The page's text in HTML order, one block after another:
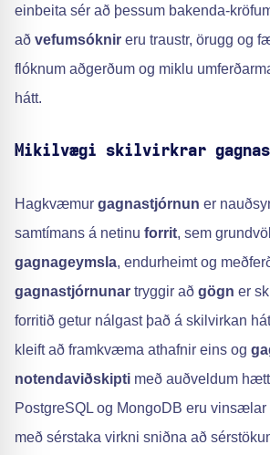
einbeita sér að þessum bakenda-
að vefumsóknir eru traustr, örugg og
flóknum aðgerðum og miklu
hátt.
Mikilvægi skilvirkrar
Hagkvæmur gagnastjórnun er
samtímans á netinu forrit, sem
gagnageymsla, endurheimt og
gagnastjórnunar tryggir að gögn er
forritið getur nálgast það á skilvirkan
kleift að framkvæma athafnir eins og
notendaviðskipti með auðveldum
PostgreSQL og MongoDB eru vinsælar
með sérstaka virkni sniðna að